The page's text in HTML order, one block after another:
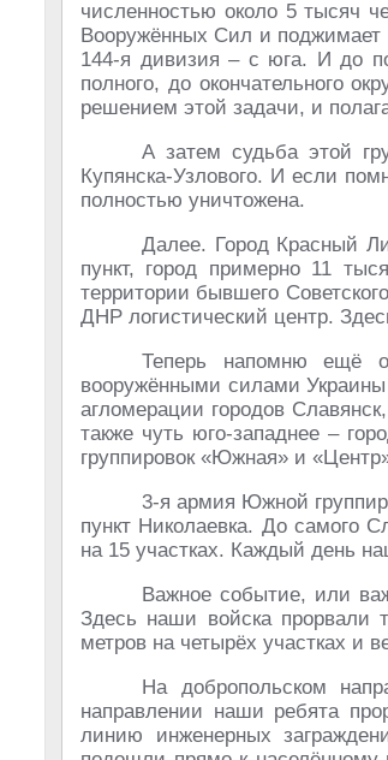
численностью около 5 тысяч
Вооружённых Сил и поджимает
144-я дивизия – с юга. И до
полного, до окончательного
решением этой задачи, и
А затем судьба этой
Купянска-Узлового. И если
полностью уничтожена.
Далее. Город Красный
пункт, город примерно 11
территории бывшего
ДНР логистический центр.
Теперь напомню ещё
вооружёнными силами Украины
агломерации городов
также чуть юго-западнее –
группировок «Южная» и
3-я армия Южной
пункт Николаевка. До самого
на 15 участках. Каждый день
Важное событие, или
Здесь наши войска прорвали
метров на четырёх участках и
На добропольском
направлении наши ребята
линию инженерных